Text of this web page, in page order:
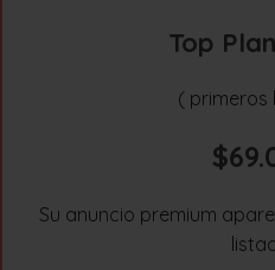
Top
( primeros
Su anuncio premium